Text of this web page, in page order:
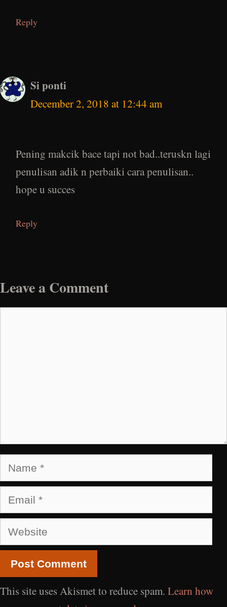
Reply
Si ponti
December 2, 2018 at 12:44 am
Pening makcik bace tapi not bad..teruskn lagi
penulisan adik n perbaiki cara penulisan..
hope u succes
Reply
Leave a Comment
Name
Email
Website
This site uses Akismet to reduce spam. Learn how